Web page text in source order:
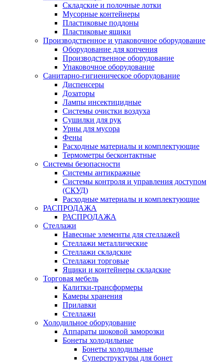
Складские и полочные лотки
Мусорные контейнеры
Пластиковые поддоны
Пластиковые ящики
Производственное и упаковочное оборудование
Оборудование для копчения
Производственное оборудование
Упаковочное оборудование
Санитарно-гигиеническое оборудование
Диспенсеры
Дозаторы
Лампы инсектицидные
Системы очистки воздуха
Сушилки для рук
Урны для мусора
Фены
Расходные материалы и комплектующие
Термометры бесконтактные
Системы безопасности
Системы антикражные
Системы контроля и управления доступом
(СКУД)
Расходные материалы и комплектующие
РАСПРОДАЖА
РАСПРОДАЖА
Стеллажи
Навесные элементы для стеллажей
Стеллажи металлические
Стеллажи складские
Стеллажи торговые
Ящики и контейнеры складские
Торговая мебель
Калитки-трансформеры
Камеры хранения
Прилавки
Стеллажи
Холодильное оборудование
Аппараты шоковой заморозки
Бонеты холодильные
Бонеты холодильные
Суперструктуры для бонет